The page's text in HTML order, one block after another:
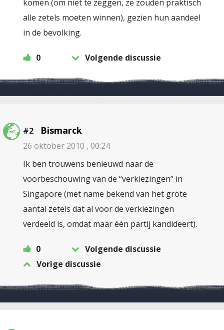
komen (om niet te zeggen, ze zouden praktisch
alle zetels moeten winnen), gezien hun aandeel
in de bevolking.
0 Volgende discussie
#2 Bismarck
26 oktober 2010 , 00:24
Ik ben trouwens benieuwd naar de
voorbeschouwing van de “verkiezingen” in
Singapore (met name bekend van het grote
aantal zetels dat al voor de verkiezingen
verdeeld is, omdat maar één partij kandideert).
0
Volgende discussie
Vorige discussie